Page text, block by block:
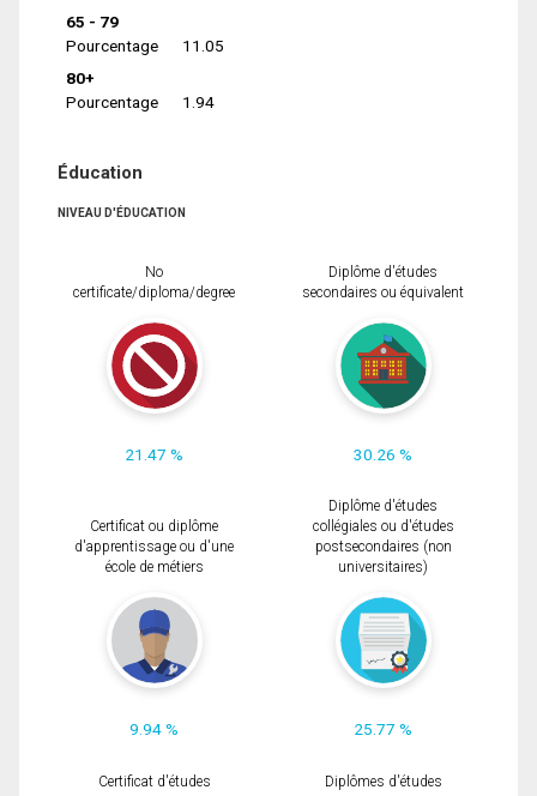
65 - 79
Pourcentage
11.05
80+
Pourcentage
1.94
Éducation
NIVEAU D'ÉDUCATION
No
certificate/diploma/degree
21.47 %
Diplôme d'études
secondaires ou équivalent
30.26 %
Certificat ou diplôme
d'apprentissage ou d'une
école de métiers
9.94 %
Diplôme d'études
collégiales ou d'études
postsecondaires (non
universitaires)
25.77 %
Certificat d'études
Diplômes d'études